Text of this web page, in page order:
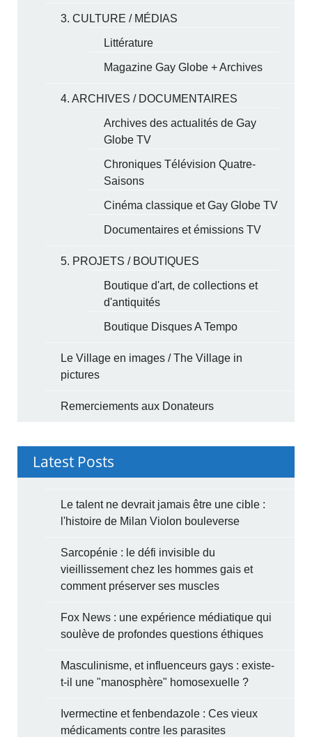
3. CULTURE / MÉDIAS
Littérature
Magazine Gay Globe + Archives
4. ARCHIVES / DOCUMENTAIRES
Archives des actualités de Gay
Globe TV
Chroniques Télévision Quatre-
Saisons
Cinéma classique et Gay Globe TV
Documentaires et émissions TV
5. PROJETS / BOUTIQUES
Boutique d'art, de collections et
d'antiquités
Boutique Disques A Tempo
Le Village en images / The Village in
pictures
Remerciements aux Donateurs
Latest Posts
Le talent ne devrait jamais être une cible :
l'histoire de Milan Violon bouleverse
Sarcopénie : le défi invisible du
vieillissement chez les hommes gais et
comment préserver ses muscles
Fox News : une expérience médiatique qui
soulève de profondes questions éthiques
Masculinisme, et influenceurs gays : existe-
t-il une "manosphère" homosexuelle ?
Ivermectine et fenbendazole : Ces vieux
médicaments contre les parasites